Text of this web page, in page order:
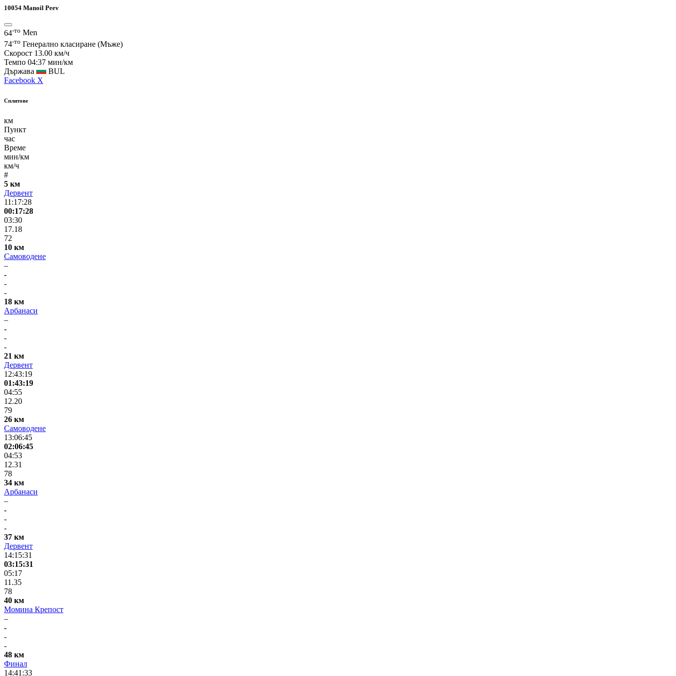
10054 Manoil Peev
64-то Men
74-то Генерално класиране (Мъже)
Скорост 13.00 км/ч
Темпо 04:37 мин/км
Държава
BUL
Facebook X
Сплитове
км
Пункт
час
Време
мин/км
км/ч
#
5 км
Дервент
11:17:28
00:17:28
03:30
17.18
72
10 км
Самоводене
–
-
-
-
18 км
Арбанаси
–
-
-
-
21 км
Дервент
12:43:19
01:43:19
04:55
12.20
79
26 км
Самоводене
13:06:45
02:06:45
04:53
12.31
78
34 км
Арбанаси
–
-
-
-
37 км
Дервент
14:15:31
03:15:31
05:17
11.35
78
40 км
Момина Крепост
–
-
-
-
48 км
Финал
14:41:33